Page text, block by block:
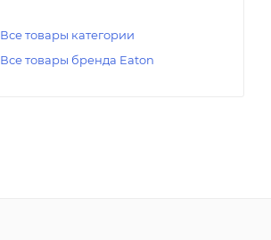
Все товары категории
Все товары бренда Eaton